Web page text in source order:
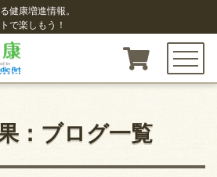
健康増進情報。
で楽しもう！
toggle
：ブログ一覧